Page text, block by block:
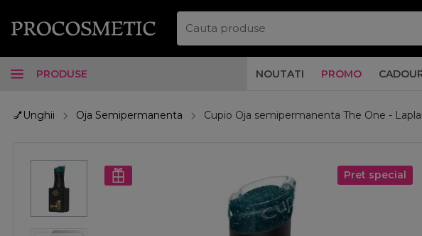
PRODUSE NOUTATI PROMO
💅Unghii Oja Semipermanenta Cupio Oja semipermanenta The One -
Pret special